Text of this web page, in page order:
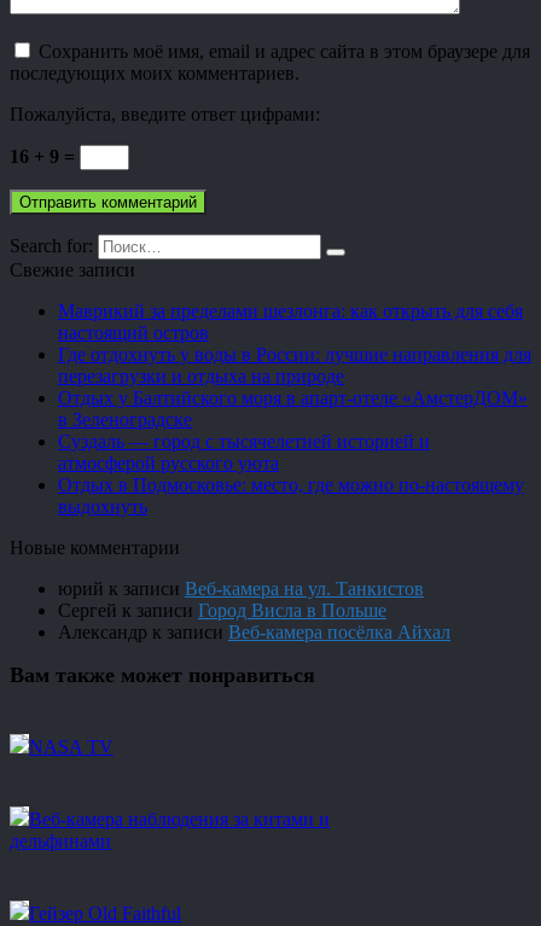
Сохранить моё имя, email и адрес сайта в этом браузере для
последующих моих комментариев.
Пожалуйста, введите ответ цифрами:
16 + 9 =
Search for:
Свежие записи
Маврикий за пределами шезлонга: как открыть для себя
настоящий остров
Где отдохнуть у воды в России: лучшие направления для
перезагрузки и отдыха на природе
Отдых у Балтийского моря в апарт-отеле «АмстерДОМ»
в Зеленоградске
Суздаль — город с тысячелетней историей и
атмосферой русского уюта
Отдых в Подмосковье: место, где можно по-настоящему
выдохнуть
Новые комментарии
юрий к записи Веб-камера на ул. Танкистов
Сергей к записи Город Висла в Польше
Александр к записи Веб-камера посёлка Айхал
Вам также может понравиться
NASA TV
Веб-камера наблюдения за китами и
дельфинами
Гейзер Old Faithful